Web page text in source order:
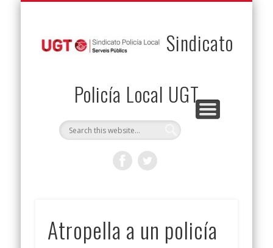
Sindicato
Policía Local UGT
Atropella a un policía